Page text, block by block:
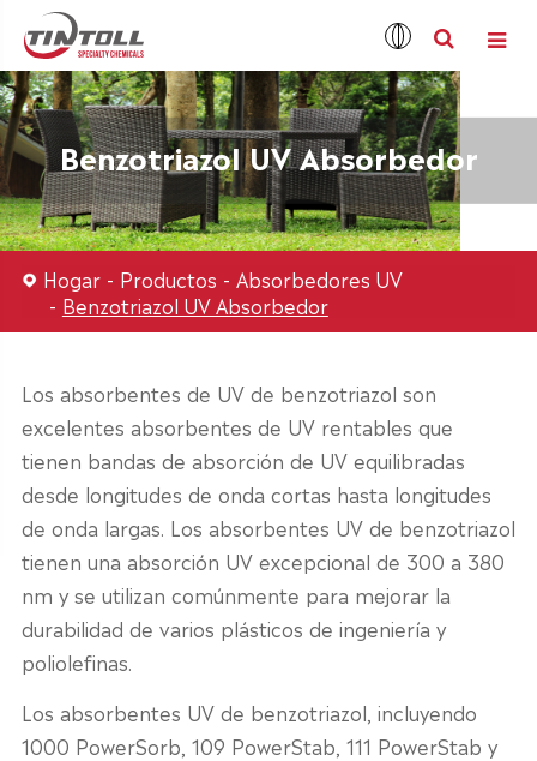
Benzotriazol UV Absorbedor
Hogar Productos
Absorbedores UV
Benzotriazol UV Absorbedor
Los absorbentes de UV de benzotriazol son
excelentes absorbentes de UV rentables que
tienen bandas de absorción de UV equilibradas
desde longitudes de onda cortas hasta longitudes
de onda largas. Los absorbentes UV de benzotriazol
tienen una absorción UV excepcional de 300 a 380
nm y se utilizan comúnmente para mejorar la
durabilidad de varios plásticos de ingeniería y
poliolefinas.
Los absorbentes UV de benzotriazol, incluyendo
1000 PowerSorb, 109 PowerStab, 111 PowerStab y